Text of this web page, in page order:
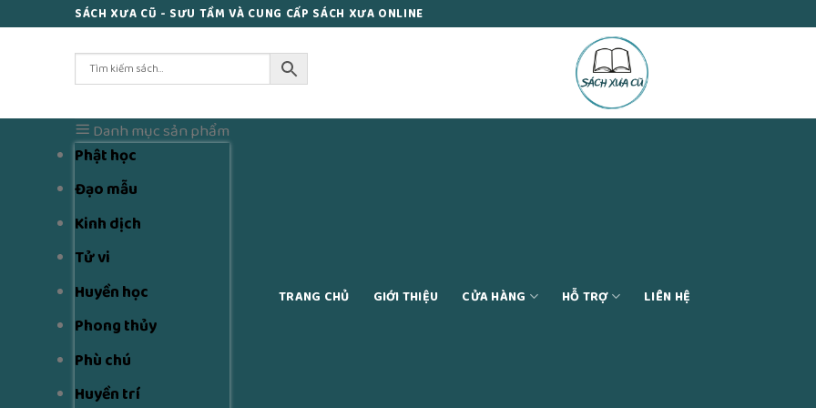
SÁCH XƯA CŨ - SƯU TẦM VÀ CUNG CẤP SÁCH XƯA ONLINE
Danh mục sản phẩm
Phật học
Đạo mẫu
Kinh dịch
Tử vi
Huyền học
Phong thủy
Phù chú
Huyền trí
TRANG CHỦ GIỚI THIỆU CỬA HÀNG HỖ TRỢ LIÊN HỆ